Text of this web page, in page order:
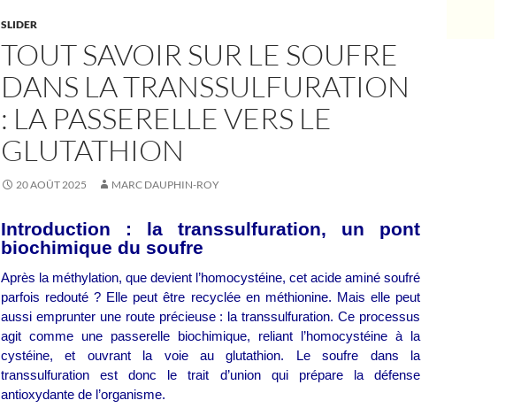
SLIDER
TOUT SAVOIR SUR LE SOUFRE
DANS LA TRANSSULFURATION
: LA PASSERELLE VERS LE
GLUTATHION
20 AOÛT 2025 MARC DAUPHIN-ROY
Introduction : la transsulfuration, un pont
biochimique du soufre
Après la méthylation, que devient l’homocystéine, cet acide aminé soufré
parfois redouté ? Elle peut être recyclée en méthionine. Mais elle peut
aussi emprunter une route précieuse : la transsulfuration. Ce processus
agit comme une passerelle biochimique, reliant l’homocystéine à la
cystéine, et ouvrant la voie au glutathion. Le soufre dans la
transsulfuration est donc le trait d’union qui prépare la défense
antioxydante de l’organisme.